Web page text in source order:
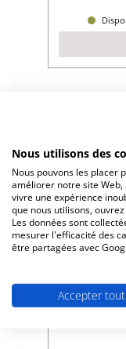
Nous utilisons des
Nous pouvons les placer
améliorer notre site
vivre une expérience
que nous utilisons,
Les données sont
mesurer l'efficacité des
être partagées avec
Accepter tout